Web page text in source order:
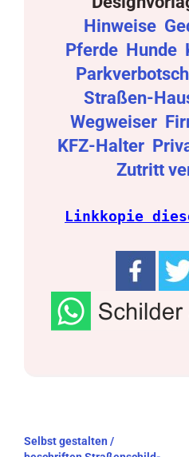
Hinweise
Pferde Hunde
Straßen-
Wegweiser
KFZ-Halter
Zutritt
Linkkopie
Beitragsnavigation
Selbst gestalten /